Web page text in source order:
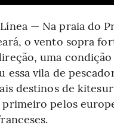
— Na praia do
o vento sopra
uma
essa vila de
destinos de
pelos